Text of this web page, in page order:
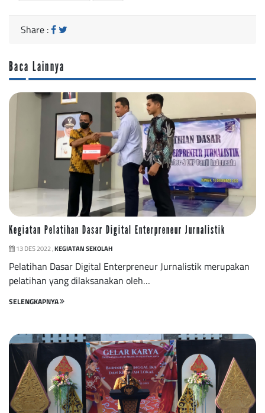
Share :
Baca Lainnya
Kegiatan Pelatihan Dasar Digital Enterpreneur Jurnalistik
13 DES 2022 ,KEGIATAN SEKOLAH
Pelatihan Dasar Digital Enterpreneur Jurnalistik merupakan
pelatihan yang dilaksanakan oleh…
SELENGKAPNYA